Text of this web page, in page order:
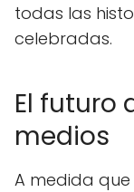
todas las
celebradas.
El futuro
medios
A medida